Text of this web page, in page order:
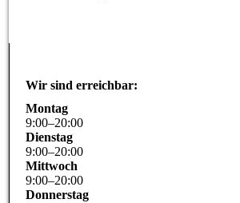
Wir sind erreichbar:
Montag
9:00–20:00
Dienstag
9:00–20:00
Mittwoch
9:00–20:00
Donnerstag